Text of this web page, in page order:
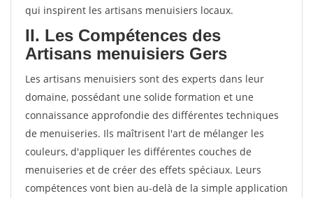
qui inspirent les artisans menuisiers locaux.
II. Les Compétences des
Artisans menuisiers Gers
Les artisans menuisiers sont des experts dans leur
domaine, possédant une solide formation et une
connaissance approfondie des différentes techniques
de menuiseries. Ils maîtrisent l'art de mélanger les
couleurs, d'appliquer les différentes couches de
menuiseries et de créer des effets spéciaux. Leurs
compétences vont bien au-delà de la simple application